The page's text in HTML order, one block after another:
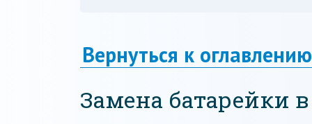
Вернуться к оглавлению
Замена батарейки